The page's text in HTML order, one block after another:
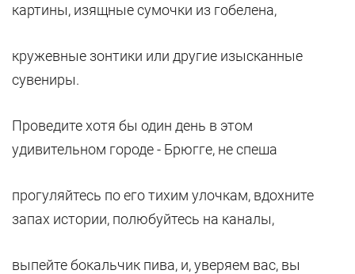
картины, изящные сумочки из гобелена,
кружевные зонтики или другие изысканные
сувениры.
Проведите хотя бы один день в этом
удивительном городе - Брюгге, не спеша
прогуляйтесь по его тихим улочкам, вдохните
запах истории, полюбуйтесь на каналы,
выпейте бокальчик пива, и, уверяем вас, вы